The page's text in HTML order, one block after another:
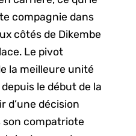
compagnie dans
côtés de Dikembe
Le pivot
la meilleure unité
le début de la
d’une décision
son compatriote